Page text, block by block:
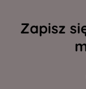
Zapisz